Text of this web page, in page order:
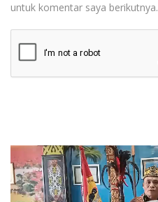
untuk komentar saya berikutnya.
Pemutar
Video